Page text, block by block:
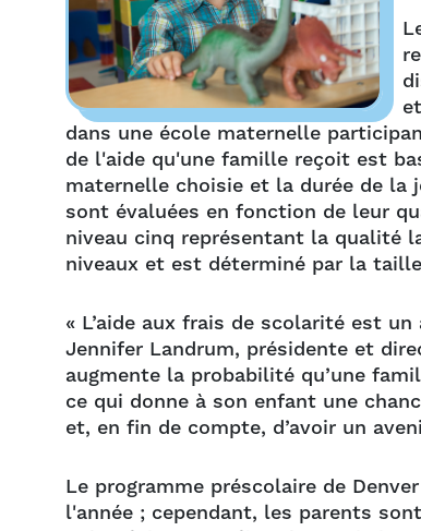
dans une école maternelle
de l'aide qu'une famille reçoit est
maternelle choisie et la durée de la
sont évaluées en fonction de leur
niveau cinq représentant la qualité
niveaux et est déterminé par la
« L’aide aux frais de scolarité est
Jennifer Landrum, présidente et
augmente la probabilité qu’une
ce qui donne à son enfant une
et, en fin de compte, d’avoir un
Le programme préscolaire de
l'année ; cependant, les parents